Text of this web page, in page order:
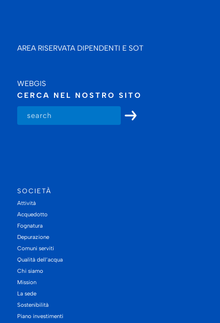
AREA RISERVATA DIPENDENTI E SOT
WEBGIS
CERCA NEL NOSTRO SITO
SOCIETÀ
Attività
Acquedotto
Fognatura
Depurazione
Comuni serviti
Qualità dell’acqua
Chi siamo
Mission
La sede
Sostenibilità
Piano investimenti